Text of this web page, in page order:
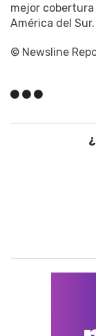
mejor
América del Sur.
© Newsline